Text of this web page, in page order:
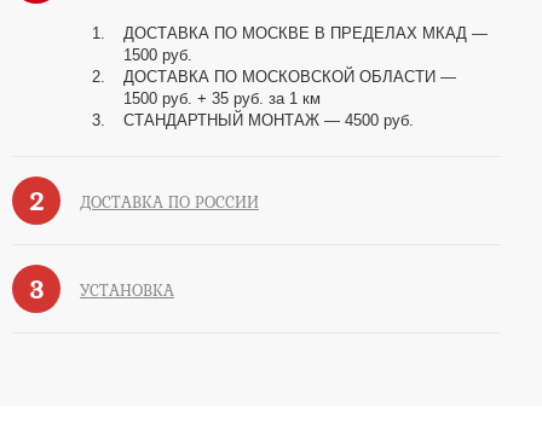
ДОСТАВКА ПО МОСКВЕ В ПРЕДЕЛАХ МКАД —
1500 руб.
ДОСТАВКА ПО МОСКОВСКОЙ ОБЛАСТИ —
1500 руб. + 35 руб. за 1 км
СТАНДАРТНЫЙ МОНТАЖ — 4500 руб.
2 ДОСТАВКА ПО РОССИИ
3 УСТАНОВКА